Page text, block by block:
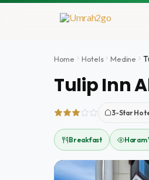
İçeriğe
Home Hotels Medine
Tulip Inn
3-Star
Breakfast Haram